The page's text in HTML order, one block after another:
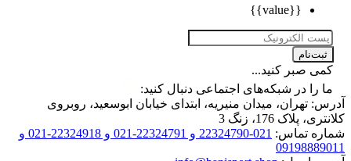
صبر کنید...
را در شبکه‌های اجتماعی دنبال کنید:
تهران، میدان منیریه، ابتدای خیابان ابوسعید، روبروی
پلاک 176، زنگ 3
تماس:
021-22324790 و 22324791-021 و 22324918-021 و